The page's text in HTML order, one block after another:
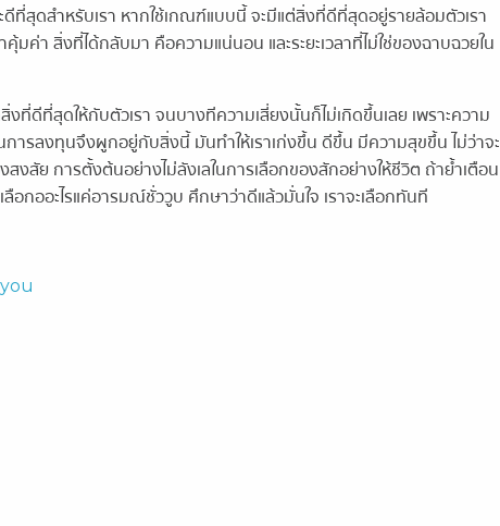
สุดสำหรับเรา หากใช้เกณฑ์แบบนี้ จะมีแต่สิ่งที่ดีที่สุดอยู่รายล้อมตัวเรา
มค่า สิ่งที่ได้กลับมา คือความแน่นอน และระยะเวลาที่ไม่ใช่ของฉาบฉวยใน
ดีที่สุดให้กับตัวเรา จนบางทีความเสี่ยงนั้นก็ไม่เกิดขึ้นเลย เพราะความ
ลงทุนจึงผูกอยู่กับสิ่งนี้ มันทำให้เราเก่งขึ้น ดีขึ้น มีความสุขขึ้น ไม่ว่าจะ
สัย การตั้งต้นอย่างไม่ลังเลในการเลือกของสักอย่างให้ชีวิต ถ้าย้ำเตือน
กออะไรแค่อารมณ์ชั่ววูบ ศึกษาว่าดีแล้วมั่นใจ เราจะเลือกทันที